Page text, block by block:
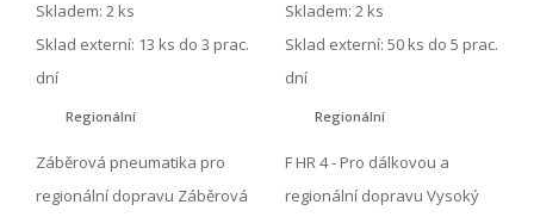
Skladem: 2 ks
Sklad externí: 13 ks do 3 prac.
dní
Regionální
Záběrová pneumatika pro
regionální dopravu Záběrová
Skladem: 2 ks
Sklad externí: 50 ks do 5 prac.
dní
Regionální
F HR 4 - Pro dálkovou a
regionální dopravu Vysoký